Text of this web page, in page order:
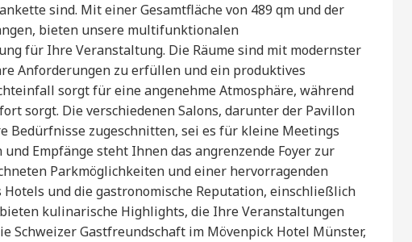
sind. Mit einer Gesamtfläche von 489 qm und der
bieten unsere multifunktionalen
für Ihre Veranstaltung. Die Räume sind mit modernster
Anforderungen zu erfüllen und ein produktives
sorgt für eine angenehme Atmosphäre, während
sorgt. Die verschiedenen Salons, darunter der Pavillon
Bedürfnisse zugeschnitten, sei es für kleine Meetings
Empfänge steht Ihnen das angrenzende Foyer zur
Parkmöglichkeiten und einer hervorragenden
und die gastronomische Reputation, einschließlich
kulinarische Highlights, die Ihre Veranstaltungen
Schweizer Gastfreundschaft im Mövenpick Hotel Münster,